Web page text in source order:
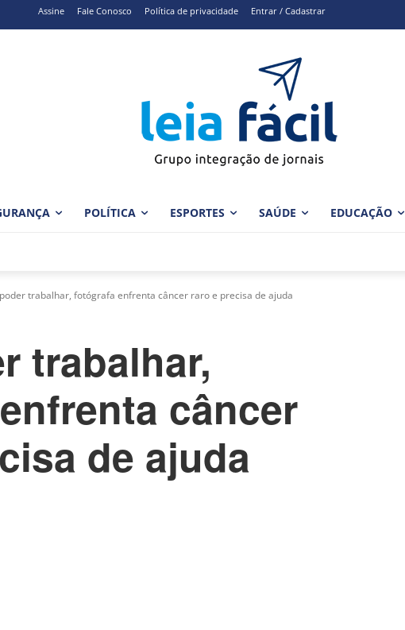
Assine Fale Conosco Política de privacidade Entrar / Cadastrar
POLÍTICA ESPORTES SAÚDE EDUCAÇÃO
trabalhar, fotógrafa enfrenta câncer raro e precisa de ajuda
trabalhar,
câncer
de ajuda